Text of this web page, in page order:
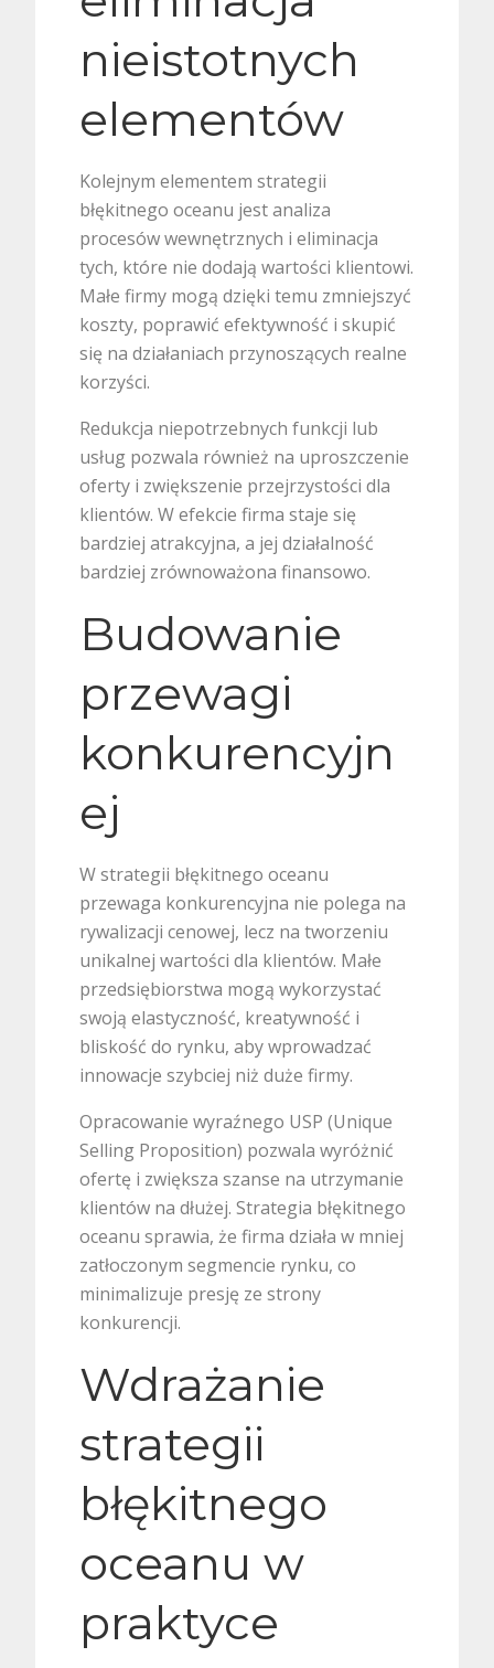
nieistotnych
elementów
Kolejnym elementem strategii
błękitnego oceanu jest analiza
procesów wewnętrznych i eliminacja
tych, które nie dodają wartości klientowi.
Małe firmy mogą dzięki temu zmniejszyć
koszty, poprawić efektywność i skupić
się na działaniach przynoszących realne
korzyści.
Redukcja niepotrzebnych funkcji lub
usług pozwala również na uproszczenie
oferty i zwiększenie przejrzystości dla
klientów. W efekcie firma staje się
bardziej atrakcyjna, a jej działalność
bardziej zrównoważona finansowo.
Budowanie
przewagi
konkurencyjn
ej
W strategii błękitnego oceanu
przewaga konkurencyjna nie polega na
rywalizacji cenowej, lecz na tworzeniu
unikalnej wartości dla klientów. Małe
przedsiębiorstwa mogą wykorzystać
swoją elastyczność, kreatywność i
bliskość do rynku, aby wprowadzać
innowacje szybciej niż duże firmy.
Opracowanie wyraźnego USP (Unique
Selling Proposition) pozwala wyróżnić
ofertę i zwiększa szanse na utrzymanie
klientów na dłużej. Strategia błękitnego
oceanu sprawia, że firma działa w mniej
zatłoczonym segmencie rynku, co
minimalizuje presję ze strony
konkurencji.
Wdrażanie
strategii
błękitnego
oceanu w
praktyce